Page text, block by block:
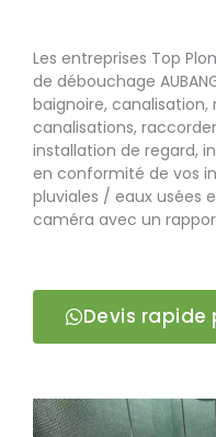
Les entreprises Top
de débouchage
baignoire,
canalisations,
installation de regard,
en conformité de vos
pluviales / eaux usées
caméra avec un
Devis